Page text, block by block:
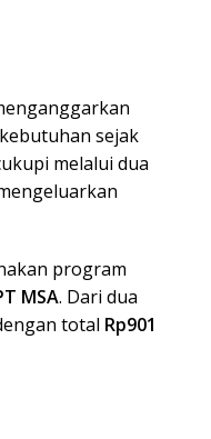
sejak
melalui dua
program
MSA. Dari dua
total Rp901